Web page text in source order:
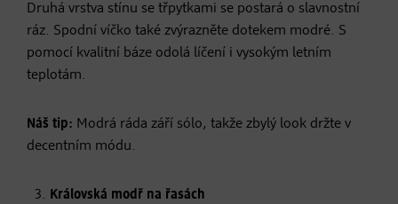
Druhá vrstva stínu se třpytkami se postará o slavnostní
ráz. Spodní víčko také zvýrazněte dotekem modré. S
pomocí kvalitní báze odolá líčení i vysokým letním
teplotám.
Náš tip: Modrá ráda září sólo, takže zbylý look držte v
decentním módu.
Královská modř na řasách